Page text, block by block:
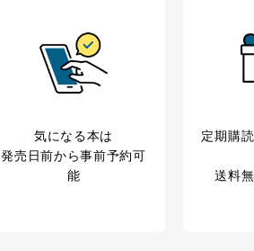
気になる本は
発売日前から事前予約可
能
定期購
送料